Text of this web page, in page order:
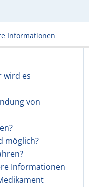
Informationen
wird es
von
möglich?
Informationen